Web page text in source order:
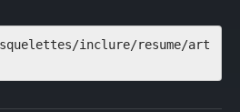
inclure/resume/art